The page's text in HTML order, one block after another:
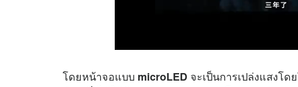
โดยหน้าจอแบบ microLED จะเป็นการเปล่งแสงโด